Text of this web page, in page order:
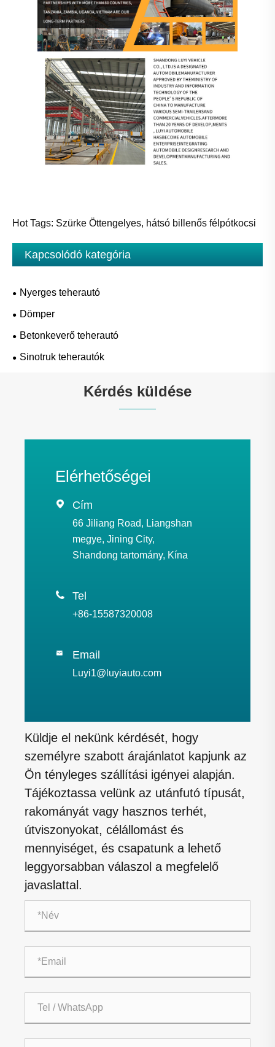
Hot Tags: Szürke Öttengelyes, hátsó billenős félpótkocsi
Kapcsolódó kategória
Nyerges teherautó
Dömper
Betonkeverő teherautó
Sinotruk teherautók
Kérdés küldése
Elérhetőségei
 Cím
66 Jiliang Road, Liangshan
megye, Jining City,
Shandong tartomány, Kína
 Tel
+86-15587320008
 Email
Luyi1@luyiauto.com
Küldje el nekünk kérdését, hogy
személyre szabott árajánlatot kapjunk az
Ön tényleges szállítási igényei alapján.
Tájékoztassa velünk az utánfutó típusát,
rakományát vagy hasznos terhét,
útviszonyokat, célállomást és
mennyiséget, és csapatunk a lehető
leggyorsabban válaszol a megfelelő
javaslattal.